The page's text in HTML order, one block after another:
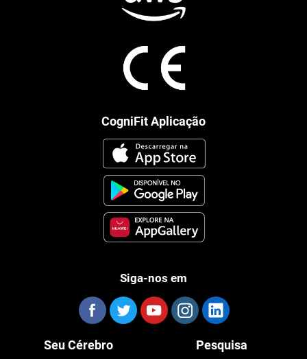
CogniFit Aplicação
Siga-nos em
Seu Cérebro Pesquisa